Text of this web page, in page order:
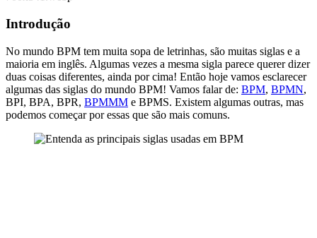
Introdução
No mundo BPM tem muita sopa de letrinhas, são muitas siglas e a
maioria em inglês. Algumas vezes a mesma sigla parece querer dizer
duas coisas diferentes, ainda por cima! Então hoje vamos esclarecer
algumas das siglas do mundo BPM! Vamos falar de: BPM, BPMN,
BPI, BPA, BPR, BPMMM e BPMS. Existem algumas outras, mas
podemos começar por essas que são mais comuns.